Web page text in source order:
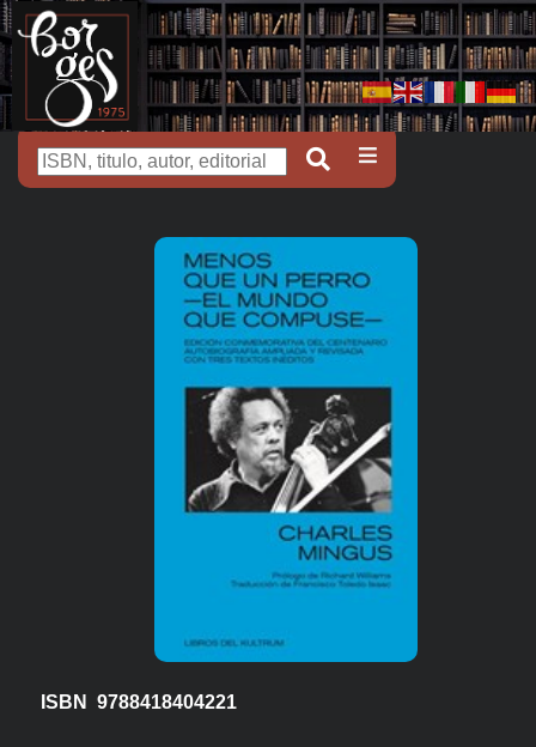
ISBN 9788418404221